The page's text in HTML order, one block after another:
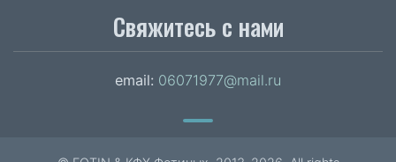
Свяжитесь с нами
email: 06071977@mail.ru